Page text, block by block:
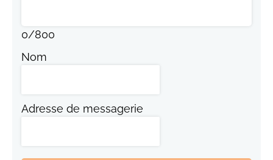
0/800
Nom
Adresse de messagerie